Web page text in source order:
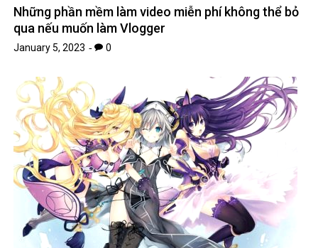
Những phần mềm làm video miễn phí không thể bỏ
qua nếu muốn làm Vlogger
January 5, 2023 0